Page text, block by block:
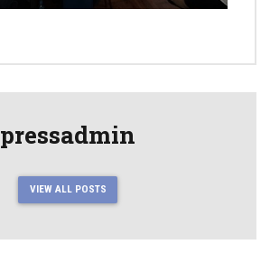
pressadmin
VIEW ALL POSTS